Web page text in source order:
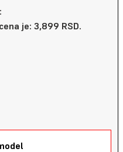
je: 3,899 RSD.